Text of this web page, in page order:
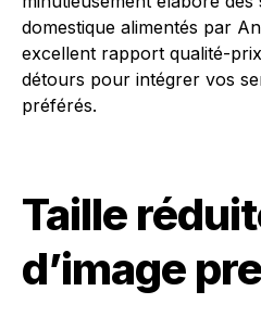
domestique alimentés par
excellent rapport qualité-
détours pour intégrer vos
préférés.
Taille
d’image